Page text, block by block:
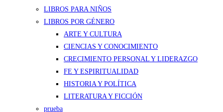
LIBROS PARA NIÑOS
LIBROS POR GÉNERO
ARTE Y CULTURA
CIENCIAS Y CONOCIMIENTO
CRECIMIENTO PERSONAL Y LIDERAZGO
FE Y ESPIRITUALIDAD
HISTORIA Y POLÍTICA
LITERATURA Y FICCIÓN
prueba